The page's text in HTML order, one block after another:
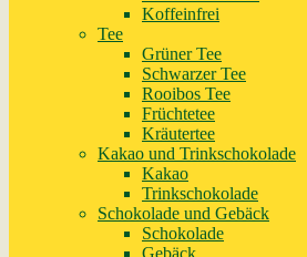
Koffeinfrei
Tee
Grüner Tee
Schwarzer Tee
Rooibos Tee
Früchtetee
Kräutertee
Kakao und Trinkschokolade
Kakao
Trinkschokolade
Schokolade und Gebäck
Schokolade
Gebäck